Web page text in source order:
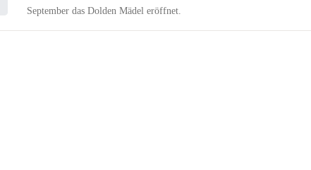
September das Dolden Mädel eröffnet.